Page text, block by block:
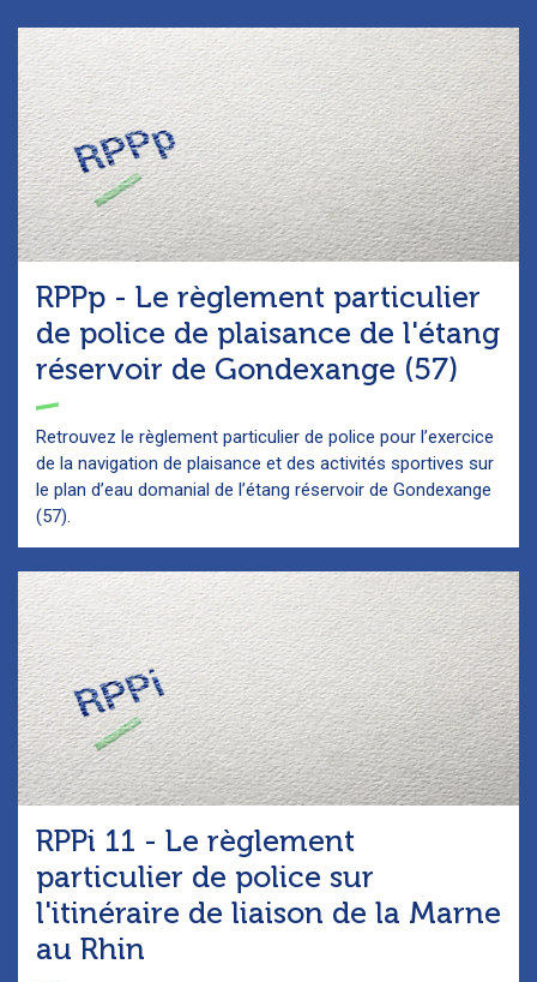
RPPp - Le règlement particulier
de police de plaisance de l'étang
réservoir de Gondexange (57)
Retrouvez le règlement particulier de police pour l’exercice
de la navigation de plaisance et des activités sportives sur
le plan d’eau domanial de l’étang réservoir de Gondexange
(57).
RPPi 11 - Le règlement
particulier de police sur
l'itinéraire de liaison de la Marne
au Rhin